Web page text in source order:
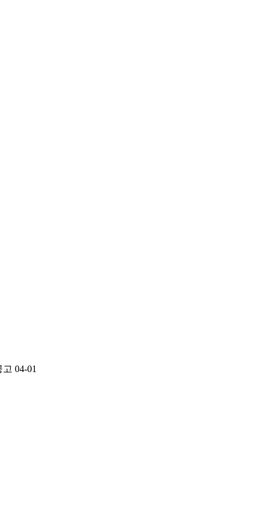
고 04-01